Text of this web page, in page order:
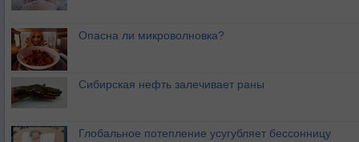
Опасна ли микроволновка?
Сибирская нефть залечивает раны
Глобальное потепление усугубляет бессонницу